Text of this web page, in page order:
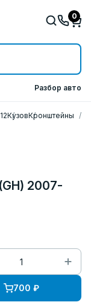
0
Разбор авто
КузовКронштейны
2007-
700 ₽